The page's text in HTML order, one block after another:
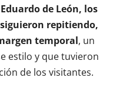
de León, los
repitiendo,
temporal, un
estilo y que tuvieron
de los visitantes.